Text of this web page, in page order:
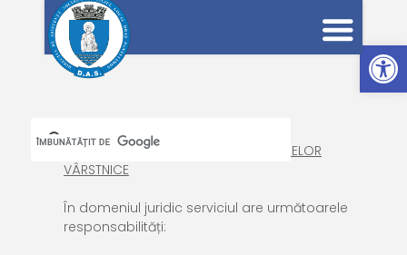
Deschide bara de unelte
SERVICIUL JURIDIC, RESURSE UMANE ȘI
REGISTRATURĂ ȘI PROTECȚIA PERSOANELOR
VÂRSTNICE
În domeniul juridic serviciul are următoarele
responsabilități: